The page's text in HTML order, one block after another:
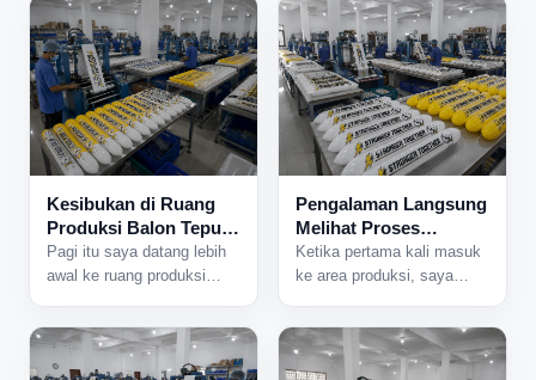
Kesibukan di Ruang
Produksi Balon Tepuk
yang Tidak Pernah
Sepi
Pagi itu saya datang lebih
awal ke ruang produksi
jumlah besar. Begitu pintu
area produksi dibuka,
Pengalaman Langsung
Melihat Proses
Produksi Balon Tepuk
dari Dekat
Ketika pertama kali masuk
ke area produksi, saya
bersamaan dari berbagai
sisi ruangan. Aktivitas di